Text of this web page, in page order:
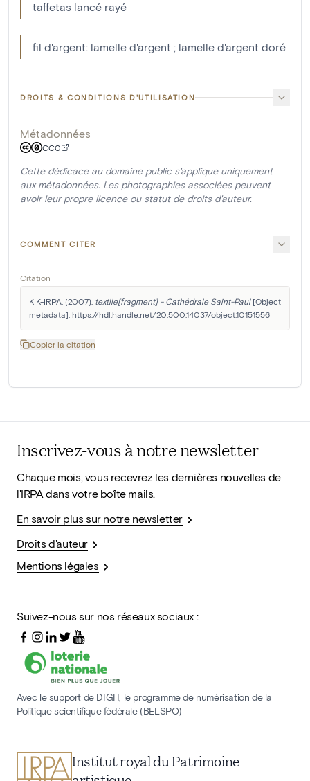
taffetas lancé rayé
fil d'argent: lamelle d'argent ; lamelle d'argent doré
DROITS & CONDITIONS D'UTILISATION
Métadonnées
CC0
Cette dédicace au domaine public s'applique uniquement
aux métadonnées. Les photographies associées peuvent
avoir leur propre licence ou statut de droits d'auteur.
COMMENT CITER
Citation
KIK-IRPA. (2007). textile[fragment] - Cathédrale Saint-Paul [Object
metadata]. https://hdl.handle.net/20.500.14037/object.10151556
Copier la citation
Inscrivez-vous à notre newsletter
Chaque mois, vous recevrez les dernières nouvelles de
l'IRPA dans votre boîte mails.
En savoir plus sur notre newsletter
Droits d'auteur
Mentions légales
Suivez-nous sur nos réseaux sociaux :
Avec le support de DIGIT, le programme de numérisation de la
Politique scientifique fédérale (BELSPO)
Institut royal du Patrimoine